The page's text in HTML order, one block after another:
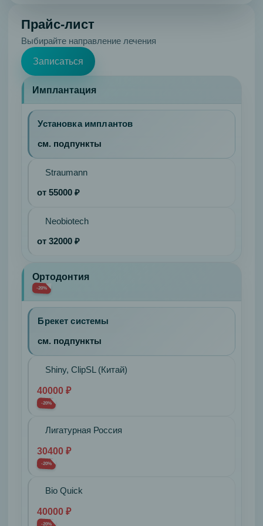
Глубокое
фторирование
Профессиональная
гигиена
Реминерализация
эмали
Ортопедия
эстетика
Коронки
Керамические
коронки
Max
Cerec
Протезирование
зубов
Дуговые
кламерной
С
замковым
креплением
протезы
Частичный
х
Прайс-лист
Выбирайте направление лечения
Записаться
Имплантация
Установка имплантов
см. подпункты
Straumann
от 55000 ₽
Neobiotech
от 32000 ₽
Ортодонтия
-20%
Брекет системы
см. подпункты
Shiny, ClipSL (Китай)
40000 ₽
-20%
Лигатурная Россия
30400 ₽
-20%
Bio Quick
40000 ₽
-20%